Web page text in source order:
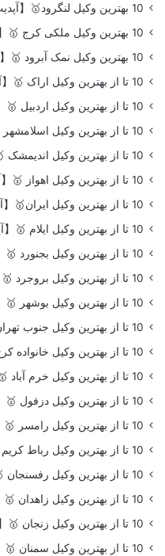
10 بهترین وکیل لنگرود🥇【آپدیت جدید】⚖️
10 بهترین وکیل ملکی کرج 🥇【آپدیت جدید】⚖️
10 بهترین وکیل نمک آبرود 🥇【آپدیت جدید】⚖️
10 تا از بهترین وکیل اراک 🥇【آپدیت جدید】⚖️
10 تا از بهترین وکیل اردبیل 🥇【آپدیت جدید】
10 تا از بهترین وکیل اسلامشهر 🥇【آپدیت جدید】
10 تا از بهترین وکیل اندیمشک 🥇【آپدیت جدید】
10 تا از بهترین وکیل اهواز 🥇【آپدیت جدید】⚖️
10 تا از بهترین وکیل ایران🥇【آپدیت جدید】
10 تا از بهترین وکیل ایلام 🥇【آپدیت جدید】
10 تا از بهترین وکیل بجنورد 🥇【آپدیت جدید】
10 تا از بهترین وکیل بروجرد 🥇【آپدیت جدید】
10 تا از بهترین وکیل بوشهر 🥇【آپدیت جدید】
10 تا از بهترین وکیل جنوب تهران 🥇【آپدیت جدید】
10 تا از بهترین وکیل خانواده کرج 🥇【آپدیت جدید】⚖️
10 تا از بهترین وکیل خرم آباد 🥇【آپدیت جدید】
10 تا از بهترین وکیل دزفول 🥇【آپدیت جدید】
10 تا از بهترین وکیل رامسر 🥇【آپدیت جدید】
10 تا از بهترین وکیل رباط کریم 🥇【آپدیت جدید】
10 تا از بهترین وکیل رفسنجان 🥇【آپدیت جدید】
10 تا از بهترین وکیل زاهدان 🥇【آپدیت جدید】
10 تا از بهترین وکیل زنجان 🥇【آپدیت جدید】
10 تا از بهترین وکیل سمنان 🥇【آپدیت جدید】